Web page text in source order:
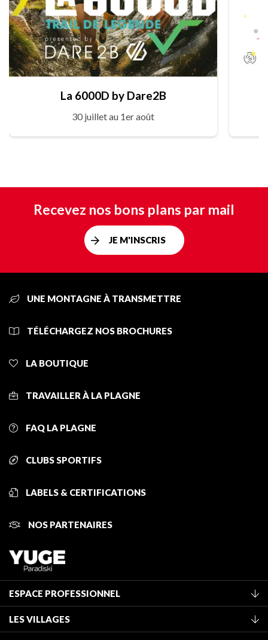
La 6000D by Dare2B
30 juillet au 1er août
Recevez nos bons plans par mail
JE M'INSCRIS
UNE MONTAGNE À TRANSMETTRE
TÉLÉCHARGEZ NOS BROCHURES
LA BOUTIQUE
TRAVAILLER À LA PLAGNE
FAQ LA PLAGNE
CLUBS SPORTIFS
LABELS & CERTIFICATIONS
NOS PARTENAIRES
ESPACE PROFESSIONNEL
Classement des meublés
LES VILLAGES